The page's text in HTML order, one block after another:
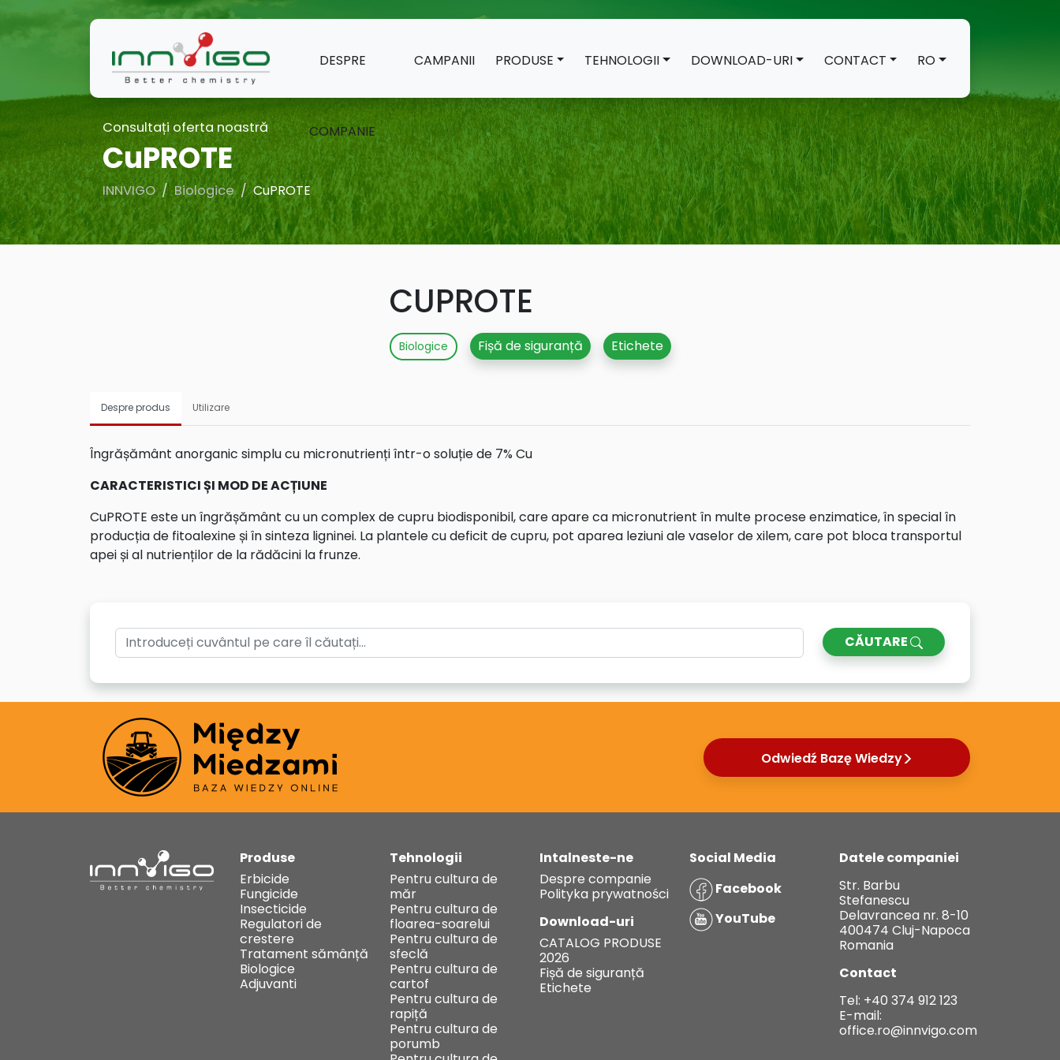
DESPRE
COMPANIE
CAMPANII PRODUSE TEHNOLOGII DOWNLOAD-URI CONTACT RO
Consultați oferta noastră
CuPROTE
INNVIGO Biologice CuPROTE
CUPROTE
Biologice Fișă de siguranță Etichete
Despre produs Utilizare
Îngrășământ anorganic simplu cu micronutrienți într-o soluție de 7% Cu
CARACTERISTICI ȘI MOD DE ACȚIUNE
CuPROTE este un îngrășământ cu un complex de cupru biodisponibil, care apare ca micronutrient în multe procese enzimatice, în special în
producția de fitoalexine și în sinteza ligninei. La plantele cu deficit de cupru, pot aparea leziuni ale vaselor de xilem, care pot bloca transportul
apei și al nutrienților de la rădăcini la frunze.
CĂUTARE
Odwiedź Bazę Wiedzy
Produse
Erbicide
Fungicide
Insecticide
Regulatori de
crestere
Tratament sămânță
Biologice
Adjuvanti
Tehnologii
Pentru cultura de
măr
Pentru cultura de
floarea-soarelui
Pentru cultura de
sfeclă
Pentru cultura de
cartof
Pentru cultura de
rapiță
Pentru cultura de
porumb
Intalneste-ne
Despre companie
Polityka prywatności
Download-uri
CATALOG PRODUSE
2026
Fișă de siguranță
Etichete
Social Media
Facebook
YouTube
Datele companiei
Str. Barbu
Stefanescu
Delavrancea nr. 8-10
400474 Cluj-Napoca
Romania
Contact
Tel: +40 374 912 123
E-mail:
office.ro@innvigo.com